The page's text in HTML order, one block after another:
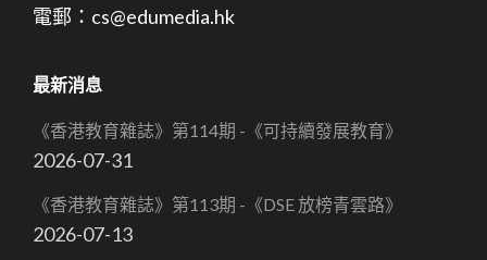
電郵：cs@edumedia.hk
最新消息
《香港教育雜誌》第114期 -《可持續發展教育》
2026-07-31
《香港教育雜誌》第113期 -《DSE 放榜青雲路》
2026-07-13